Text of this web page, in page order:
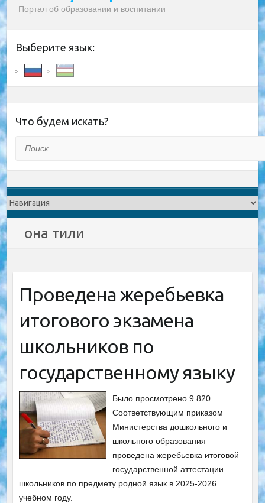
Портал об образовании и воспитании
Выберите язык:
Что будем искать?
она тили
Проведена жеребьевка
итогового экзамена
школьников по
государственному языку
Было просмотрено 9 820
Соответствующим приказом
Министерства дошкольного и
школьного образования
проведена жеребьевка итоговой
государственной аттестации
школьников по предмету родной язык в 2025-2026
учебном году.